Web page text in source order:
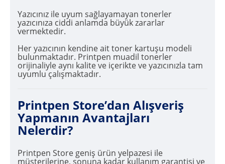
Yazıcınız ile uyum sağlayamayan tonerler
yazıcınıza ciddi anlamda büyük zararlar
vermektedir.
Her yazıcının kendine ait toner kartuşu modeli
bulunmaktadır. Printpen muadil tonerler
orijinaliyle aynı kalite ve içerikte ve yazıcınızla tam
uyumlu çalışmaktadır.
Printpen Store’dan Alışveriş
Yapmanın Avantajları
Nelerdir?
Printpen Store geniş ürün yelpazesi ile
müşterilerine, sonuna kadar kullanım garantisi ve